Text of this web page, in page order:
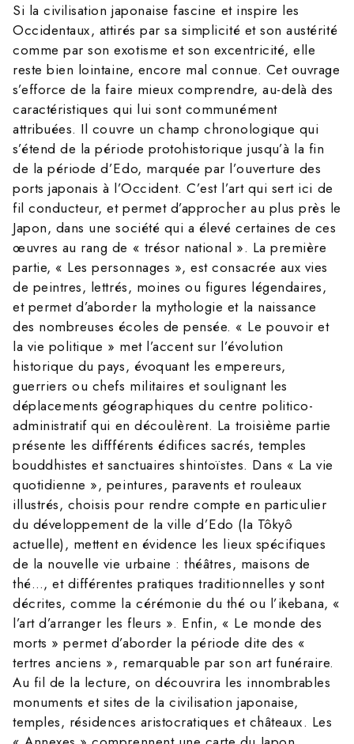
Si la civilisation japonaise fascine et inspire les
Occidentaux, attirés par sa simplicité et son austérité
comme par son exotisme et son excentricité, elle
reste bien lointaine, encore mal connue. Cet ouvrage
s’efforce de la faire mieux comprendre, au-delà des
caractéristiques qui lui sont communément
attribuées. Il couvre un champ chronologique qui
s’étend de la période protohistorique jusqu’à la fin
de la période d’Edo, marquée par l’ouverture des
ports japonais à l’Occident. C’est l’art qui sert ici de
fil conducteur, et permet d’approcher au plus près le
Japon, dans une société qui a élevé certaines de ces
œuvres au rang de « trésor national ». La première
partie, « Les personnages », est consacrée aux vies
de peintres, lettrés, moines ou figures légendaires,
et permet d’aborder la mythologie et la naissance
des nombreuses écoles de pensée. « Le pouvoir et
la vie politique » met l’accent sur l’évolution
historique du pays, évoquant les empereurs,
guerriers ou chefs militaires et soulignant les
déplacements géographiques du centre politico-
administratif qui en découlèrent. La troisième partie
présente les diffférents édifices sacrés, temples
bouddhistes et sanctuaires shintoïstes. Dans « La vie
quotidienne », peintures, paravents et rouleaux
illustrés, choisis pour rendre compte en particulier
du développement de la ville d’Edo (la Tôkyô
actuelle), mettent en évidence les lieux spécifiques
de la nouvelle vie urbaine : théâtres, maisons de
thé…, et différentes pratiques traditionnelles y sont
décrites, comme la cérémonie du thé ou l’ikebana, «
l’art d’arranger les fleurs ». Enfin, « Le monde des
morts » permet d’aborder la période dite des «
tertres anciens », remarquable par son art funéraire.
Au fil de la lecture, on découvrira les innombrables
monuments et sites de la civilisation japonaise,
temples, résidences aristocratiques et châteaux. Les